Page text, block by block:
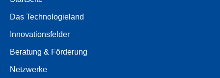
Das Technologieland
Innovationsfelder
Beratung & Förderung
Netzwerke